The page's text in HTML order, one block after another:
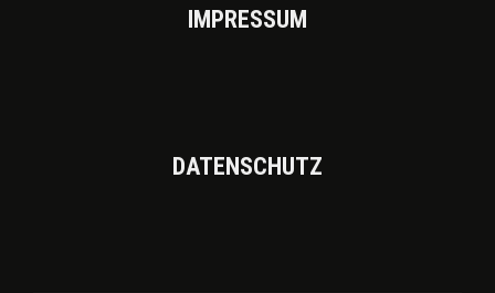
IMPRES­SUM
DATEN­SCHUTZ